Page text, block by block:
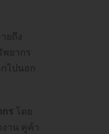
ยถึง
ยากร
ไปนอก
ร โดย
าน คู่ค้า